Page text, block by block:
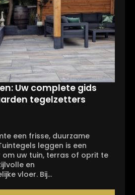
Uw complete gids
tegelzetters
een frisse, duurzame
leggen is een
om uw tuin, terras of oprit te
en
vloer. Bij…